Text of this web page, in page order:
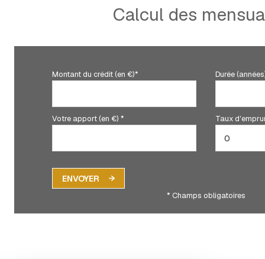
Calcul des
Montant du crédit (en €)* Durée
Votre apport (en €) * Taux
ENVOYER
* Champs obligatoires